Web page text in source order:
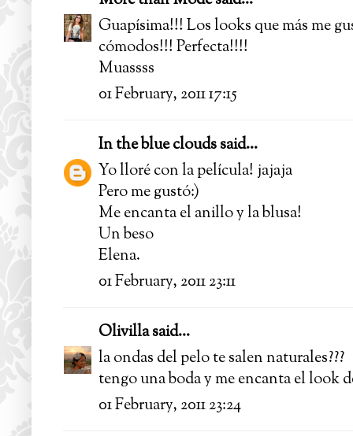
Guapísima!!! Los looks que más me
cómodos!!! Perfecta!!!!
Muassss
01 February, 2011 17:15
In the blue cloudssaid...
Yo lloré con la película! jajaja
Pero me gustó:)
Me encanta el anillo y la blusa!
Un beso
Elena.
01 February, 2011 23:11
Olivillasaid...
la ondas del pelo te salen naturales???
tengo una boda y me encanta el look
01 February, 2011 23:24